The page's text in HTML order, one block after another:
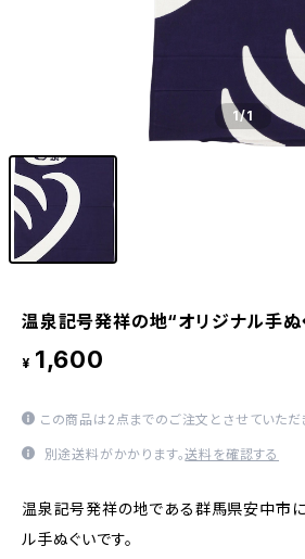
1/1
温泉記号発祥の地“オリジナル手ぬ
¥ 1,600
この商品は2点までのご注文とさせていただ
別途送料がかかります。送料を確認する
温泉記号発祥の地である群馬県安中市
ル手ぬぐいです。